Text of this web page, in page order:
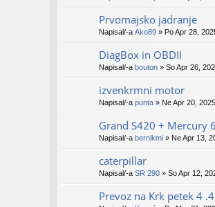
Prvomajsko jadranje
Napisal/-a Ako89 » Po Apr 28,
DiagBox in OBDII
Napisal/-a bouton » So Apr 26,
izvenkrmni motor
Napisal/-a punta » Ne Apr 20,
Grand S420 + Mercury
Napisal/-a bernikmi » Ne Apr 13,
caterpillar
Napisal/-a SR 290 » So Apr 12,
Prevoz na Krk petek 4